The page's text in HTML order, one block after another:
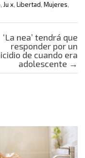
, Ju x, Libertad, Mujeres,
‘La nea’ tendrá que
responder por un
de cuando era
adolescente →